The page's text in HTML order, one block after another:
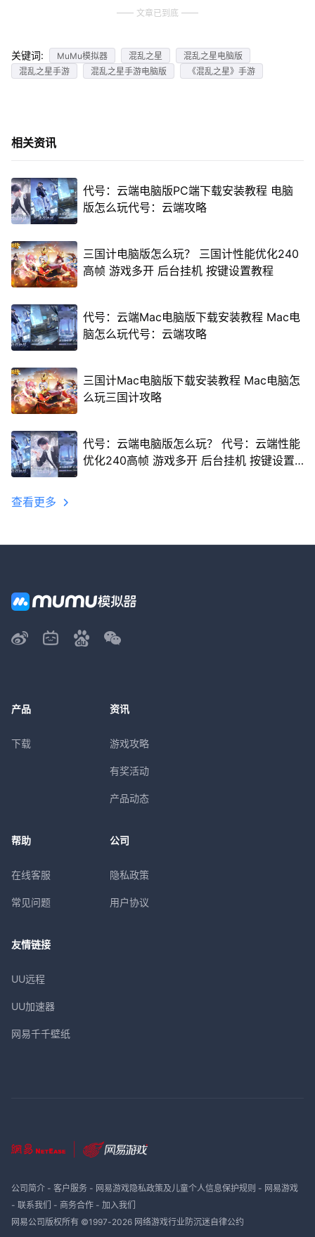
文章已到底
关键词: MuMu模拟器 混乱之星
混乱之星电脑版
混乱之星手游
混乱之星手游电脑版 《混乱之星》手游
相关资讯
代号：云端电脑版PC端下载安装教程 电脑
版怎么玩代号：云端攻略
三国计电脑版怎么玩？ 三国计性能优化240
高帧 游戏多开 后台挂机 按键设置教程
代号：云端Mac电脑版下载安装教程 Mac电
脑怎么玩代号：云端攻略
三国计Mac电脑版下载安装教程 Mac电脑怎
么玩三国计攻略
代号：云端电脑版怎么玩？ 代号：云端性能
优化240高帧 游戏多开 后台挂机 按键设置
查看更多
产品
下载
资讯
游戏攻略
有奖活动
产品动态
帮助
在线客服
常见问题
公司
隐私政策
用户协议
友情链接
UU远程
UU加速器
网易千千壁纸
公司简介- 客户服务- 网易游戏隐私政策及儿童个人信息保护规则 - 网易游戏
- 联系我们 - 商务合作- 加入我们
网易公司版权所有 ©1997-2026 网络游戏行业防沉迷自律公约